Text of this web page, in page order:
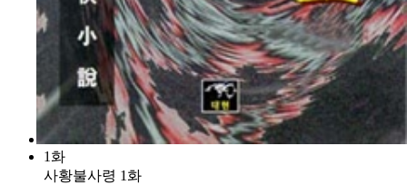
1화
사황불사령 1화